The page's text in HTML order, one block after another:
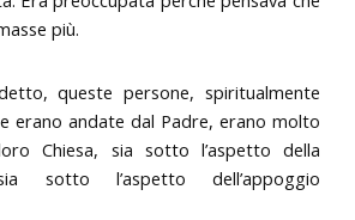
più.
queste persone, spiritualmente
erano andate dal Padre, erano molto
Chiesa, sia sotto l’aspetto della
sotto l’aspetto dell’appoggio